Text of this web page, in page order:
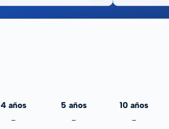
4 años
-
5 años
-
10 años
-